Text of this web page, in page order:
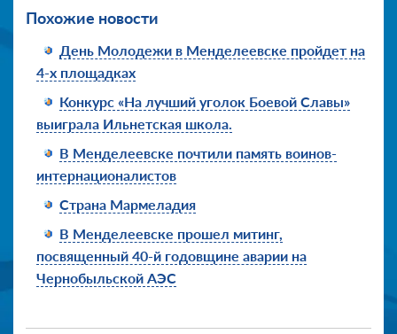
Похожие новости
День Молодежи в Менделеевске пройдет на
4-х площадках
Конкурс «На лучший уголок Боевой Славы»
выиграла Ильнетская школа.
В Менделеевске почтили память воинов-
интернационалистов
Страна Мармеладия
В Менделеевске прошел митинг,
посвященный 40-й годовщине аварии на
Чернобыльской АЭС